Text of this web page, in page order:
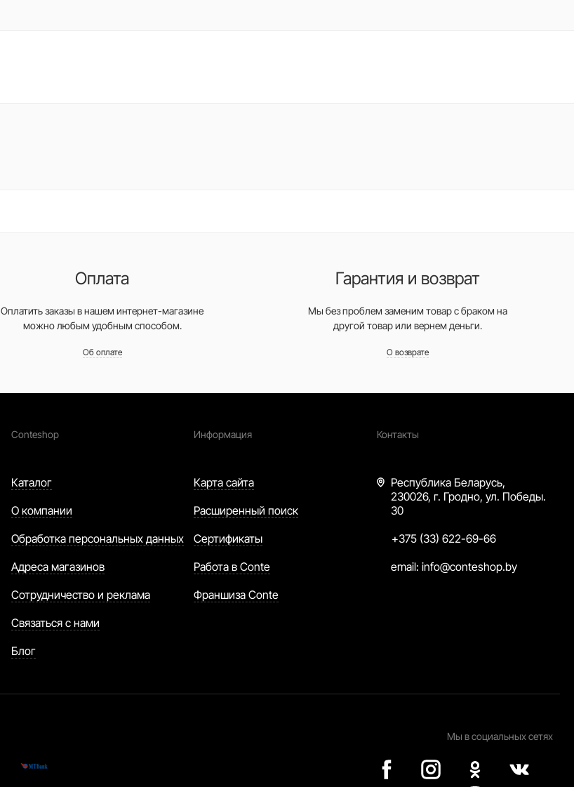
Оплата
Оплатить заказы в нашем интернет-магазине
можно любым удобным способом.
Об оплате
Гарантия и возврат
Мы без проблем заменим товар с браком на
другой товар или вернем деньги.
О возврате
Conteshop
Каталог
О компании
Обработка персональных данных
Адреса магазинов
Сотрудничество и реклама
Связаться с нами
Блог
Информация
Карта сайта
Расширенный поиск
Сертификаты
Работа в Conte
Франшиза Conte
Контакты
Республика Беларусь,
230026, г. Гродно, ул. Победы.
30
+375 (33) 622-69-66
email:info@conteshop.by
Мы в социальных сетях